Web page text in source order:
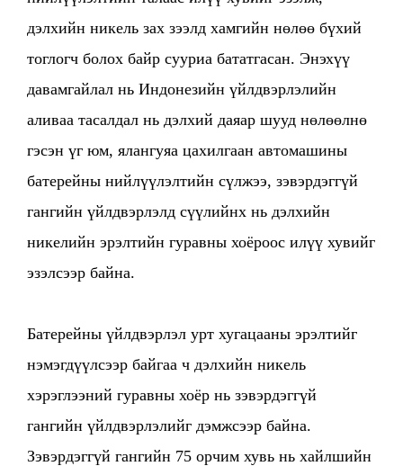
дэлхийн никель зах зээлд хамгийн нөлөө бүхий
тоглогч болох байр сууриа бататгасан. Энэхүү
давамгайлал нь Индонезийн үйлдвэрлэлийн
аливаа тасалдал нь дэлхий даяар шууд нөлөөлнө
гэсэн үг юм, ялангуяа цахилгаан автомашины
батерейны нийлүүлэлтийн сүлжээ, зэвэрдэггүй
гангийн үйлдвэрлэлд сүүлийнх нь дэлхийн
никелийн эрэлтийн гуравны хоёроос илүү хувийг
эзэлсээр байна.
Батерейны үйлдвэрлэл урт хугацааны эрэлтийг
нэмэгдүүлсээр байгаа ч дэлхийн никель
хэрэглээний гуравны хоёр нь зэвэрдэггүй
гангийн үйлдвэрлэлийг дэмжсээр байна.
Зэвэрдэггүй гангийн 75 орчим хувь нь хайлшийн